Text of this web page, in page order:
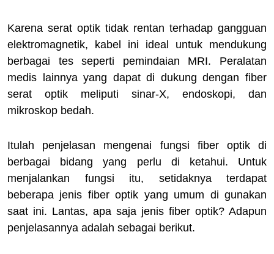
Karena serat optik tidak rentan terhadap gangguan
elektromagnetik, kabel ini ideal untuk mendukung
berbagai tes seperti pemindaian MRI. Peralatan
medis lainnya yang dapat di dukung dengan fiber
serat optik meliputi sinar-X, endoskopi, dan
mikroskop bedah.
Itulah penjelasan mengenai fungsi fiber optik di
berbagai bidang yang perlu di ketahui. Untuk
menjalankan fungsi itu, setidaknya terdapat
beberapa jenis fiber optik yang umum di gunakan
saat ini. Lantas, apa saja jenis fiber optik? Adapun
penjelasannya adalah sebagai berikut.